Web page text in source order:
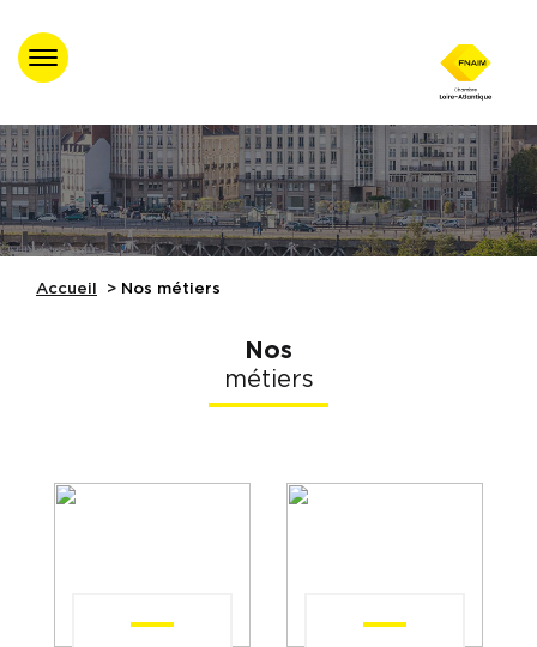
Trouver un
professionnel agréé
Nos Formations
Nos partenaires
Assistance juridique
Accueil Nos métiers
Nos
métiers